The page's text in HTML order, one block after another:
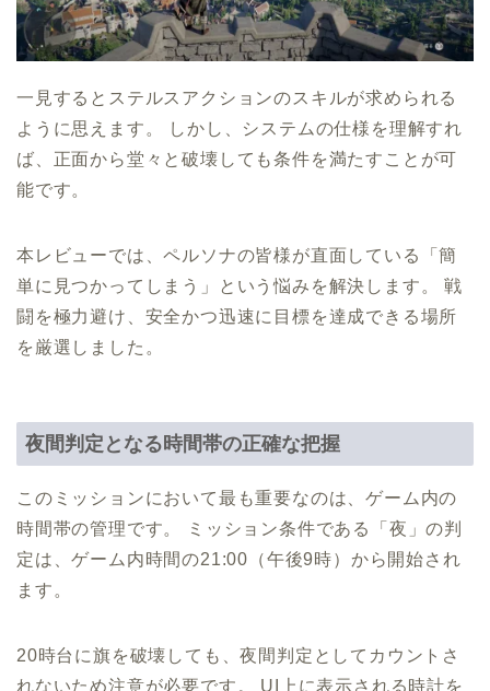
一見するとステルスアクションのスキルが求められる
ように思えます。 しかし、システムの仕様を理解すれ
ば、正面から堂々と破壊しても条件を満たすことが可
能です。
本レビューでは、ペルソナの皆様が直面している「簡
単に見つかってしまう」という悩みを解決します。 戦
闘を極力避け、安全かつ迅速に目標を達成できる場所
を厳選しました。
夜間判定となる時間帯の正確な把握
このミッションにおいて最も重要なのは、ゲーム内の
時間帯の管理です。 ミッション条件である「夜」の判
定は、ゲーム内時間の21:00（午後9時）から開始され
ます。
20時台に旗を破壊しても、夜間判定としてカウントさ
れないため注意が必要です。 UI上に表示される時計を